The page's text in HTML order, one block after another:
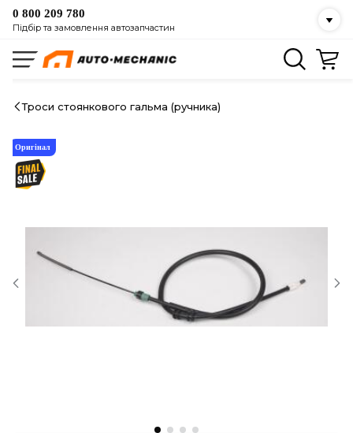
0 800 209 780
Підбір та замовлення автозапчастин
Троси стоянкового гальма (ручника)
Оригінал